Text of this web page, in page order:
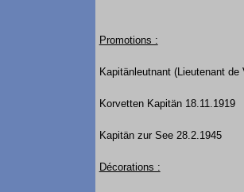
Promotions :
Kapitänleutnant (Lieutenant de
Korvetten Kapitän 18.11.1919
Kapitän zur See 28.2.1945
Décorations :